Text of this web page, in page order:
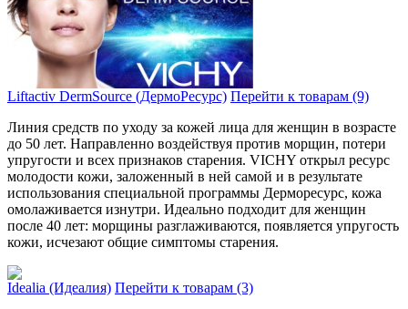
Liftactiv DermSource (ДермоРесурс) Перейти к товарам (9)
Линия средств по уходу за кожей лица для женщин в возра­сте
до 50 лет. Направленно воздействуя против морщин, поте­ри
упругости и всех признаков старения. VICHY открыл ресу­рс
молодости кожи, заложенный в ней самой и в результате
использования специальной программы Дерморесурс, кожа
омолаживается изнутри. Идеально подходит для женщин
после 40 лет: морщины разглаживаются, появляется упругость
кожи, исчезают общие симптомы старения.
Idealia (Идеалия) Перейти к товарам (3)